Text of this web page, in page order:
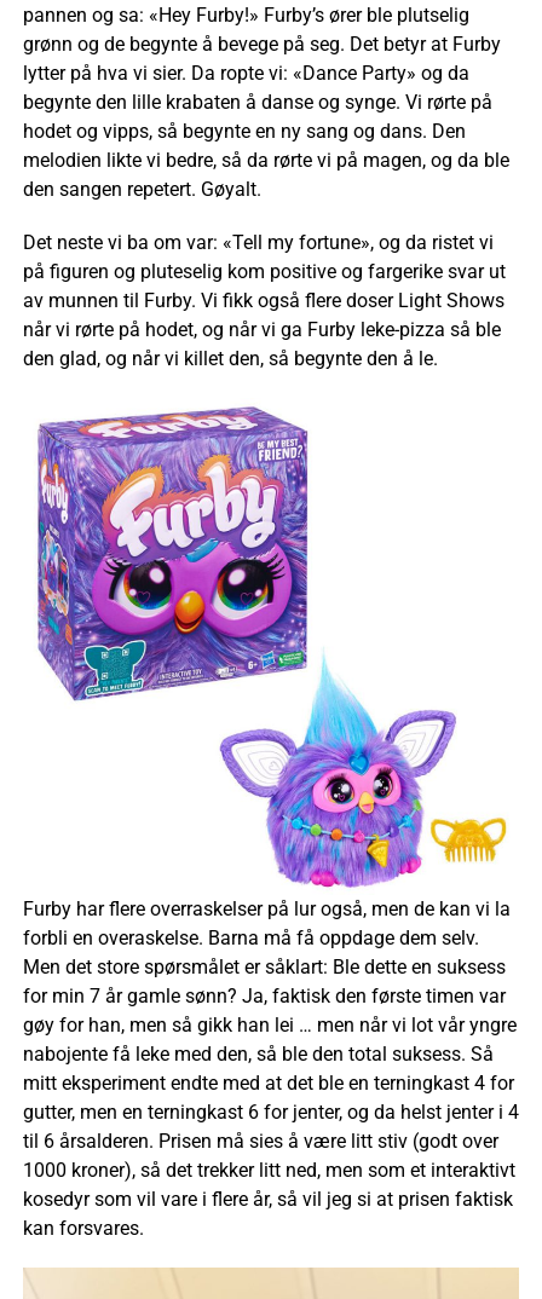
pannen og sa: «Hey Furby!» Furby’s ører ble plutselig
grønn og de begynte å bevege på seg. Det betyr at Furby
lytter på hva vi sier. Da ropte vi: «Dance Party» og da
begynte den lille krabaten å danse og synge. Vi rørte på
hodet og vipps, så begynte en ny sang og dans. Den
melodien likte vi bedre, så da rørte vi på magen, og da ble
den sangen repetert. Gøyalt.
Det neste vi ba om var: «Tell my fortune», og da ristet vi
på figuren og pluteselig kom positive og fargerike svar ut
av munnen til Furby. Vi fikk også flere doser Light Shows
når vi rørte på hodet, og når vi ga Furby leke-pizza så ble
den glad, og når vi killet den, så begynte den å le.
Furby har flere overraskelser på lur også, men de kan vi la
forbli en overaskelse. Barna må få oppdage dem selv.
Men det store spørsmålet er såklart: Ble dette en suksess
for min 7 år gamle sønn? Ja, faktisk den første timen var
gøy for han, men så gikk han lei … men når vi lot vår yngre
nabojente få leke med den, så ble den total suksess. Så
mitt eksperiment endte med at det ble en terningkast 4 for
gutter, men en terningkast 6 for jenter, og da helst jenter i 4
til 6 årsalderen. Prisen må sies å være litt stiv (godt over
1000 kroner), så det trekker litt ned, men som et interaktivt
kosedyr som vil vare i flere år, så vil jeg si at prisen faktisk
kan forsvares.